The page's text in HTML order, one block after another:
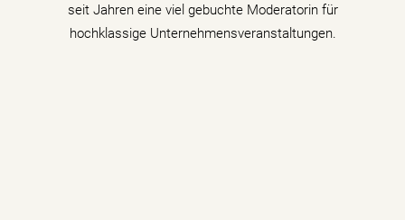
seit Jahren eine viel gebuchte Moderatorin für
hochklassige Unternehmensveranstaltungen.